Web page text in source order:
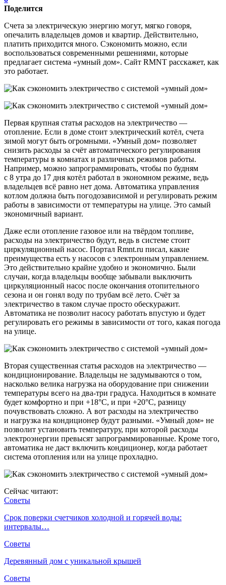
Поделится
Счета за электрическую энергию могут, мягко говоря,
опечалить владельцев домов и квартир. Действительно,
платить приходится много. Сэкономить можно, если
воспользоваться современными решениями, которые
предлагает система «умный дом». Сайт RMNT расскажет, как
это работает.
Первая крупная статья расходов на электричество —
отопление. Если в доме стоит электрический котёл, счета
зимой могут быть огромными. «Умный дом» позволяет
снизить расходы за счёт автоматического регулирования
температуры в комнатах и различных режимов работы.
Например, можно запрограммировать, чтобы по будням
с 8 утра до 17 дня котёл работал в экономном режиме, ведь
владельцев всё равно нет дома. Автоматика управления
котлом должна быть погодозависимой и регулировать режим
работы в зависимости от температуры на улице. Это самый
экономичный вариант.
Даже если отопление газовое или на твёрдом топливе,
расходы на электричество будут, ведь в системе стоит
циркуляционный насос. Портал Rmnt.ru писал, какие
преимущества есть у насосов с электронным управлением.
Это действительно крайне удобно и экономично. Были
случаи, когда владельцы вообще забывали выключить
циркуляционный насос после окончания отопительного
сезона и он гонял воду по трубам всё лето. Счёт за
электричество в таком случае просто обескуражит.
Автоматика не позволит насосу работать впустую и будет
регулировать его режимы в зависимости от того, какая погода
на улице.
Вторая существенная статья расходов на электричество —
кондиционирование. Владельцы не задумываются о том,
насколько велика нагрузка на оборудование при снижении
температуры всего на два-три градуса. Находиться в комнате
будет комфортно и при +18°С, и при +20°С, разницу
почувствовать сложно. А вот расходы на электричество
и нагрузка на кондиционер будут разными. «Умный дом» не
позволит установить температуру, при которой расходы
электроэнергии превысят запрограммированные. Кроме того,
автоматика не даст включить кондиционер, когда работает
система отопления или на улице прохладно.
Сейчас читают:
Советы
Срок поверки счетчиков холодной и горячей воды:
интервалы…
Советы
Деревянный дом с уникальной крышей
Советы